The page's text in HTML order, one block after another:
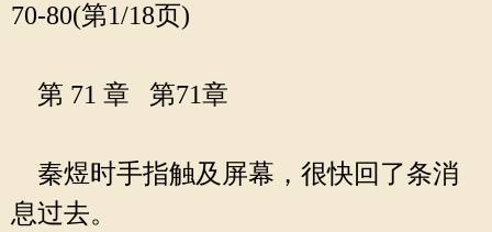
70-80(第1/18页)
第 71 章 第71章
秦煜时手指触及屏幕，很快回了条消
息过去。